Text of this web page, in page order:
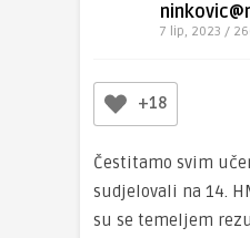
7 lip, 2023 /
+18
Čestitamo svim
sudjelovali na 14.
su se temeljem